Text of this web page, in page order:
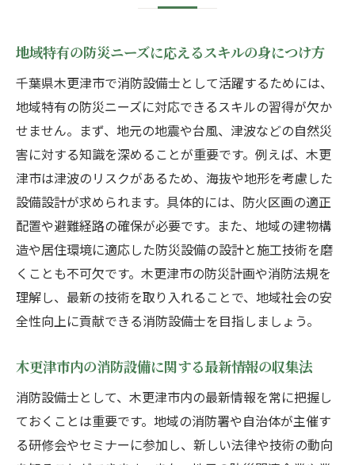
地域特有の防災ニーズに応えるスキルの身につけ方
千葉県木更津市で消防設備士として活躍するためには、
地域特有の防災ニーズに対応できるスキルの習得が欠か
せません。まず、地元の地震や台風、津波などの自然災
害に対する知識を深めることが重要です。例えば、木更
津市は津波のリスクがあるため、海抜や地形を考慮した
設備設計が求められます。具体的には、防火区画の適正
配置や避難経路の確保が必要です。また、地域の建物構
造や居住環境に適応した防災設備の設計と施工技術を磨
くことも不可欠です。木更津市の防災計画や消防法規を
理解し、最新の技術を取り入れることで、地域社会の安
全性向上に貢献できる消防設備士を目指しましょう。
木更津市内の消防設備に関する最新情報の収集法
消防設備士として、木更津市内の最新情報を常に把握し
ておくことは重要です。地域の消防署や自治体が主催す
る研修会やセミナーに参加し、新しい法律や技術の動向